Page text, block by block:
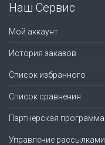
Наш Сервис
Мой аккаунт
История заказов
Список избранного
Список сравнения
Партнерская программа
Управление рассылками